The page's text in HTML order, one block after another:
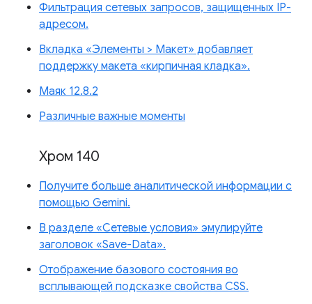
Фильтрация сетевых запросов, защищенных IP-
адресом.
Вкладка «Элементы > Макет» добавляет
поддержку макета «кирпичная кладка».
Маяк 12.8.2
Различные важные моменты
Хром 140
Получите больше аналитической информации с
помощью Gemini.
В разделе «Сетевые условия» эмулируйте
заголовок «Save-Data».
Отображение базового состояния во
всплывающей подсказке свойства CSS.